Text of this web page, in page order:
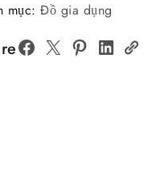
mục:Đồ gia dụng